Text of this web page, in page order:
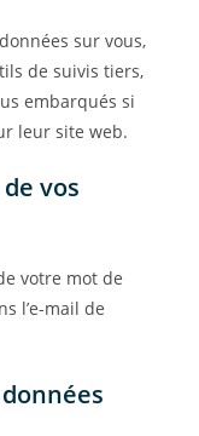
sur vous,
de suivis tiers,
embarqués si
leur site web.
vos
votre mot de
l’e-mail de